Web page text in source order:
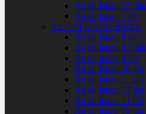
Xe tải Isuzu 6.5 tấn
Xe tải Isuzu 7 tấn
XE TẢI NẶNG ISUZU
Xe tải Isuzu 8 tấn
Xe tải Isuzu 8.5 tấn
Xe tải Isuzu 9 tấn
Xe tải Isuzu 10 tấn
Xe tải Isuzu 11 tấn
Xe tải Isuzu 13 tấn
Xe tải Isuzu 14 tấn
Xe tải Isuzu 15 tấn